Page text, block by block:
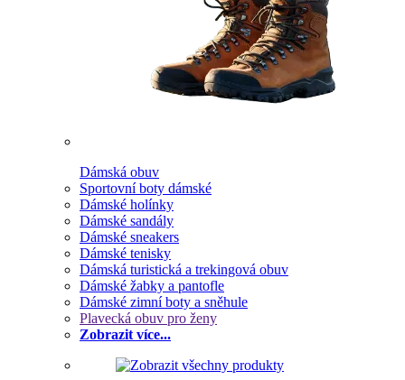
Dámská obuv
Sportovní boty dámské
Dámské holínky
Dámské sandály
Dámské sneakers
Dámské tenisky
Dámská turistická a trekingová obuv
Dámské žabky a pantofle
Dámské zimní boty a sněhule
Plavecká obuv pro ženy
Zobrazit více...